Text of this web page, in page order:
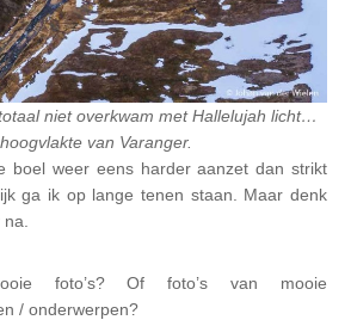
niet overkwam met Hallelujah licht…
van Varanger.
boel weer eens harder aanzet dan strikt
ga ik op lange tenen staan. Maar denk
foto’s? Of foto’s van mooie
/ onderwerpen?